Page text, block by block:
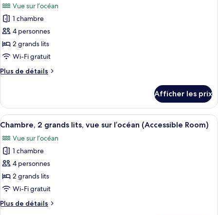
sur
l’océan
(Accessible
Room)
vue
sur
l’océan
(Accessible
Room)
photos
pour
ce
type
de
chambre :
Chambre,
grands
lits,
douche
accessible
en
fauteuil
roulant,
vue
sur
l’océan
Vue sur l’océan
1 chambre
4 personnes
2 grands lits
Wi-Fi gratuit
Plus de détails
Plus
Chambre,
grands
douche
accessible
fauteuil
roulant,
vue
sur
l’océan
Afficher les prix
Afficher
toutes
les
photos
pour
ce
type
chambre :
Une chambre d’hôtel avec deux
3
Chambre, 2 grands lits, vue sur l’océan (Accessible Room)
Vue sur l’océan
1 chambre
4 personnes
2 grands lits
Wi-Fi gratuit
Plus de détails
Plus